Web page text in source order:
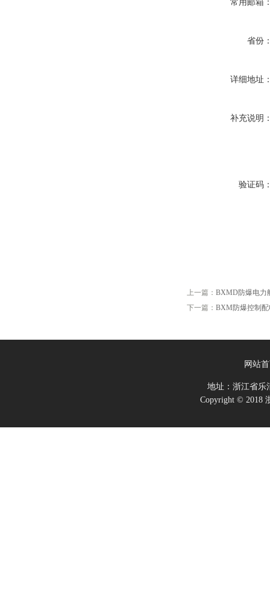
常用邮箱
省份
详细地址
补充说明
验证码
上一篇： BXMD防爆电力
下一篇： BXM防爆控制
网站
地址：浙江省
Copyright © 2018